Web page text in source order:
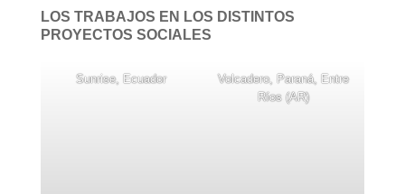
LOS TRABAJOS EN LOS DISTINTOS
PROYECTOS SOCIALES
Sunrise, Ecuador
Volcadero, Paraná, Entre
Ríos (AR)